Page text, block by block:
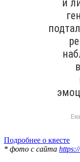
и
Подробнее о квесте
* фото с сайта